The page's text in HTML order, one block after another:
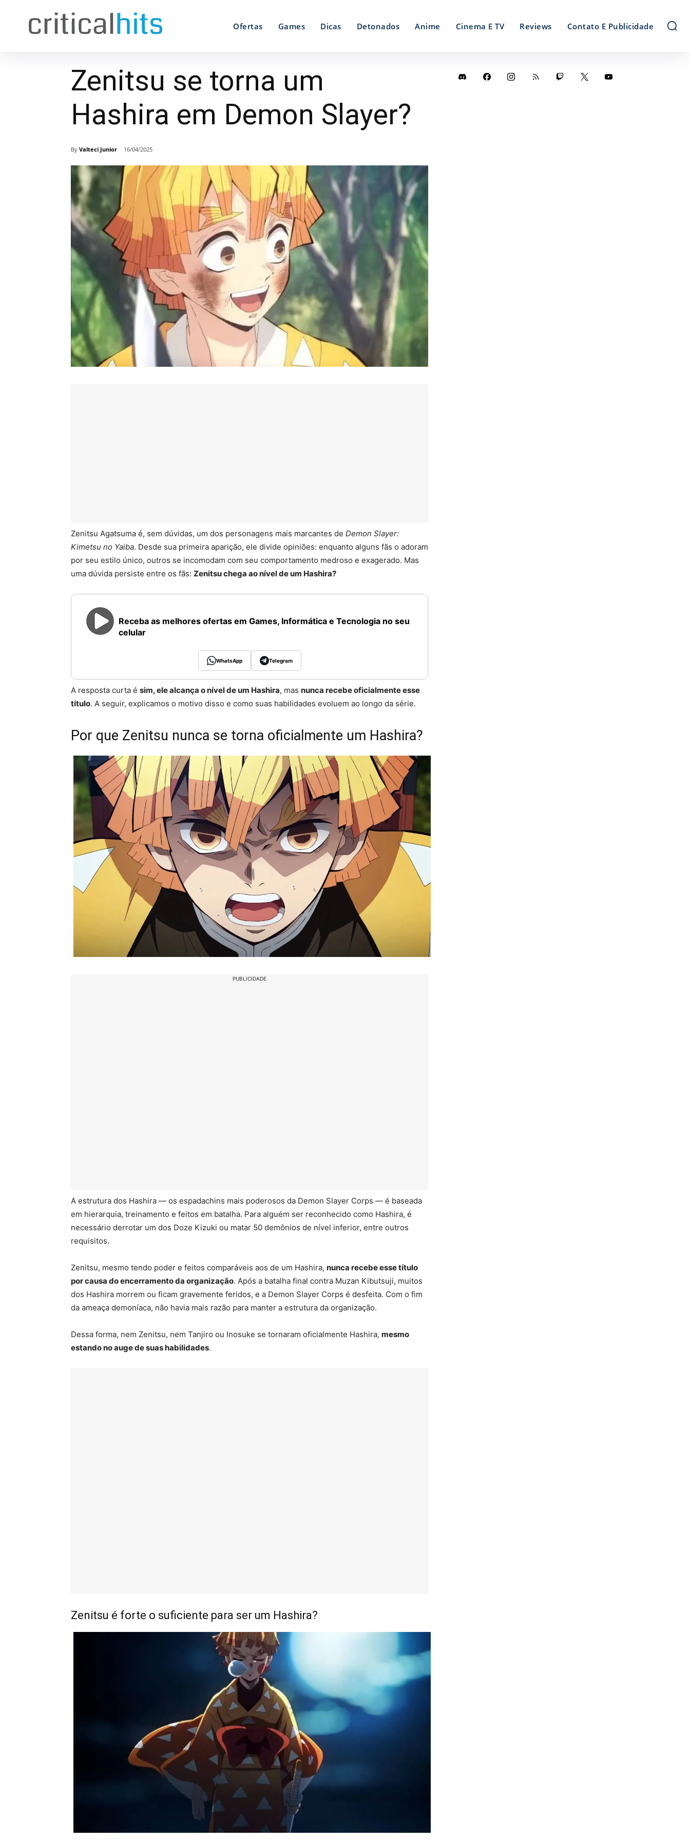
Ofertas Games Dicas Detonados Anime Cinema E TV Reviews Contato E Publicidade
Zenitsu se torna um
Hashira em Demon Slayer?
By Valteci Junior 16/04/2025
Zenitsu Agatsuma é, sem dúvidas, um dos personagens mais marcantes de Demon Slayer:
Kimetsu no Yaiba. Desde sua primeira aparição, ele divide opiniões: enquanto alguns fãs o adoram
por seu estilo único, outros se incomodam com seu comportamento medroso e exagerado. Mas
uma dúvida persiste entre os fãs: Zenitsu chega ao nível de um Hashira?
Receba as melhores ofertas em Games, Informática e Tecnologia no seu
celular
WhatsApp Telegram
A resposta curta é sim, ele alcança o nível de um Hashira, mas nunca recebe oficialmente esse
título. A seguir, explicamos o motivo disso e como suas habilidades evoluem ao longo da série.
Por que Zenitsu nunca se torna oficialmente um Hashira?
PUBLICIDADE
A estrutura dos Hashira — os espadachins mais poderosos da Demon Slayer Corps — é baseada
em hierarquia, treinamento e feitos em batalha. Para alguém ser reconhecido como Hashira, é
necessário derrotar um dos Doze Kizuki ou matar 50 demônios de nível inferior, entre outros
requisitos.
Zenitsu, mesmo tendo poder e feitos comparáveis aos de um Hashira, nunca recebe esse título
por causa do encerramento da organização. Após a batalha final contra Muzan Kibutsuji, muitos
dos Hashira morrem ou ficam gravemente feridos, e a Demon Slayer Corps é desfeita. Com o fim
da ameaça demoníaca, não havia mais razão para manter a estrutura da organização.
Dessa forma, nem Zenitsu, nem Tanjiro ou Inosuke se tornaram oficialmente Hashira, mesmo
estando no auge de suas habilidades.
Zenitsu é forte o suficiente para ser um Hashira?